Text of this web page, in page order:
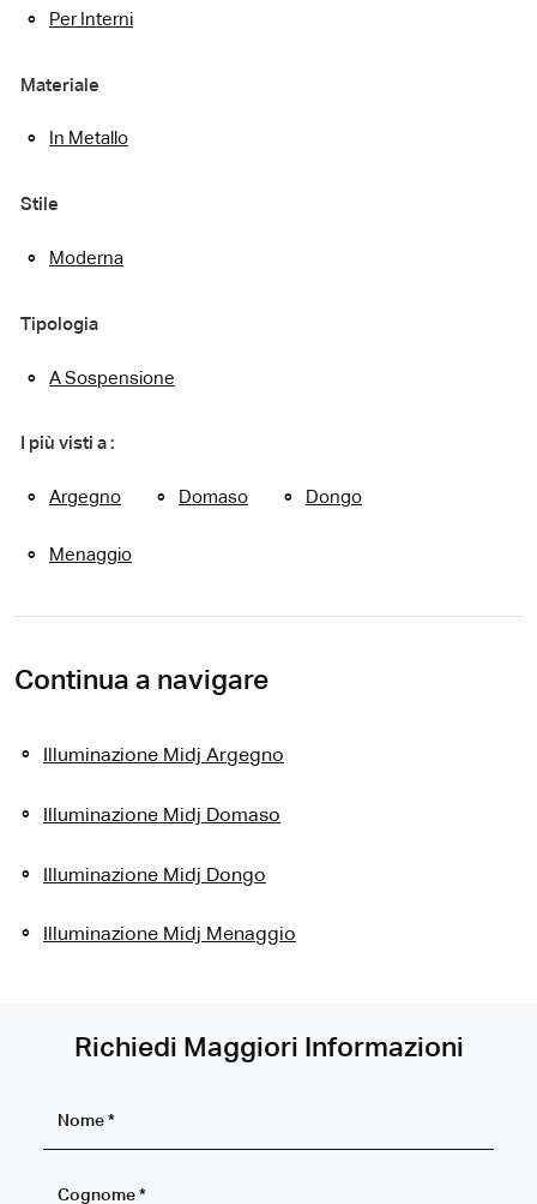
Per Interni
Materiale
In Metallo
Stile
Moderna
Tipologia
A Sospensione
I più visti a :
Argegno Domaso Dongo
Menaggio
Continua a navigare
Illuminazione Midj Argegno
Illuminazione Midj Domaso
Illuminazione Midj Dongo
Illuminazione Midj Menaggio
Richiedi Maggiori Informazioni